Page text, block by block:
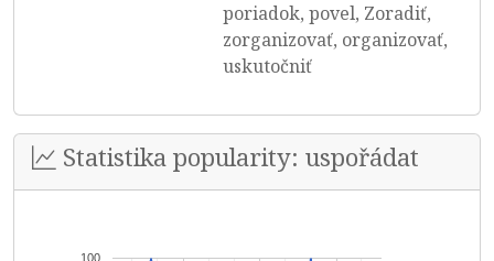
poriadok, povel, Zoradiť,
zorganizovať, organizovať,
uskutočniť
Statistika popularity: uspořádat
100